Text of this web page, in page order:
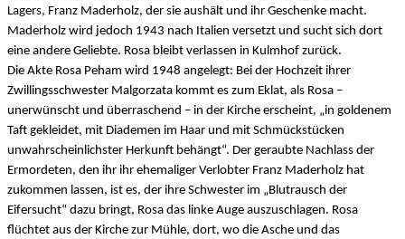
Lagers, Franz Maderholz, der sie aushält und ihr Geschenke macht.
Maderholz wird jedoch 1943 nach Italien versetzt und sucht sich dort
eine andere Geliebte. Rosa bleibt verlassen in Kulmhof zurück.
Die Akte Rosa Peham wird 1948 angelegt: Bei der Hochzeit ihrer
Zwillingsschwester Malgorzata kommt es zum Eklat, als Rosa –
unerwünscht und überraschend – in der Kirche erscheint, „in goldenem
Taft gekleidet, mit Diademen im Haar und mit Schmückstücken
unwahrscheinlichster Herkunft behängt“. Der geraubte Nachlass der
Ermordeten, den ihr ihr ehemaliger Verlobter Franz Maderholz hat
zukommen lassen, ist es, der ihre Schwester im „Blutrausch der
Eifersucht“ dazu bringt, Rosa das linke Auge auszuschlagen. Rosa
flüchtet aus der Kirche zur Mühle, dort, wo die Asche und das